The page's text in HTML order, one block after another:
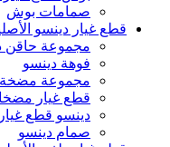
صمامات بوش
قطع غيار دينسو
مجموعة حاقن
فوهة دينسو
مجموعة مضخة
قطع غيار
دينسو قطع
صمام دينسو